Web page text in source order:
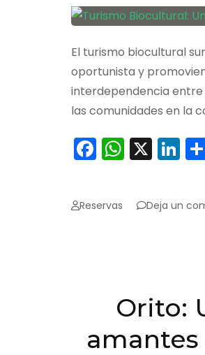
El turismo biocultural
oportunista y
interdependencia entre
las comunidades en la
Facebook
X
Reservas Deja un
Orito:
amantes